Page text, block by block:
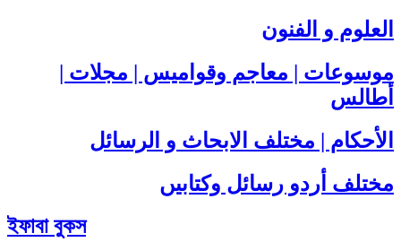
العلوم و الفنون
موسوعات | معاجم وقواميس | مجلات |
أطالس
الأحكام | مختلف الابحاث و الرسائل
مختلف أردو رسائل وکتابیں
ইফাবা বুকস